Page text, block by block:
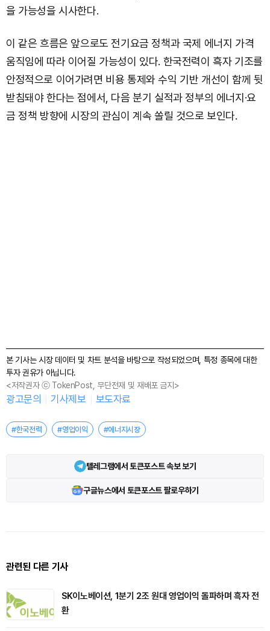
을 가능성을 시사한다.
이 같은 흐름은 앞으로도 전기요금 정책과 국제 에너지 가격
움직임에 따라 이어질 가능성이 있다. 한국전력이 흑자 기조를
안정적으로 이어가려면 비용 통제와 수익 기반 개선이 함께 뒷
받침돼야 한다는 점에서, 다음 분기 실적과 정부의 에너지·요
금 정책 방향에 시장의 관심이 계속 쏠릴 것으로 보인다.
본 기사는 시장 데이터 및 차트 분석을 바탕으로 작성되었으며, 특정 종목에 대한
투자 권유가 아닙니다.
<저작권자 ⓒ TokenPost, 무단전재 및 재배포 금지>
광고문의 기사제보 보도자료
#한국전력 #영업이익 #에너지시장
텔레그램에서 토큰포스트 속보 보기
구글뉴스에서 토큰포스트 팔로우하기
관련된 다른 기사
SK이노베이션, 1분기 2조 원대 영업이익 돌파하며 흑자 전
환